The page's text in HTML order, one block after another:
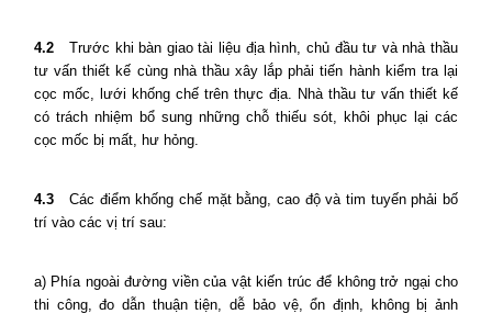
4.2
Trước khi bàn giao tài liệu địa hình, chủ đầu tư và nhà thầu
tư vấn thiết kế cùng nhà thầu xây lắp phải tiến hành kiểm tra lại
cọc mốc, lưới khống chế trên thực địa. Nhà thầu tư vấn thiết kế
có trách nhiệm bổ sung những chỗ thiếu sót, khôi phục lại các
cọc mốc bị mất, hư hỏng.
4.3
Các điểm khống chế mặt bằng, cao độ và tim tuyến phải bố
trí vào các vị trí sau:
a) Phía ngoài đường viền của vật kiến trúc để không trở ngại cho
thi công, đo dẫn thuận tiện, dễ bảo vệ, ổn định, không bị ảnh